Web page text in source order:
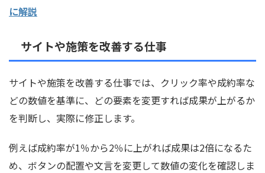
に解説
サイトや施策を改善する仕事
サイトや施策を改善する仕事では、クリック率や成約率な
どの数値を基準に、どの要素を変更すれば成果が上がるか
を判断し、実際に修正します。
例えば成約率が1％から2％に上がれば成果は2倍になるた
め、ボタンの配置や文言を変更して数値の変化を確認しま